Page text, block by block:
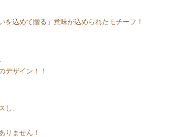
込めて贈る」意味が込められたモチーフ！
デザイン！！
し、
りません！